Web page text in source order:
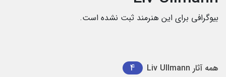
بیوگرافی برای این هنرمند ثبت نشده است.
همه آثار Liv Ullmann
4